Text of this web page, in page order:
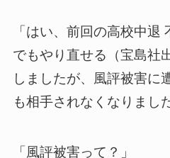
「はい、前回の高校中退
でもやり直せる（宝島
しましたが、風評被害に
も相手されなくなりまし
「風評被害って？」